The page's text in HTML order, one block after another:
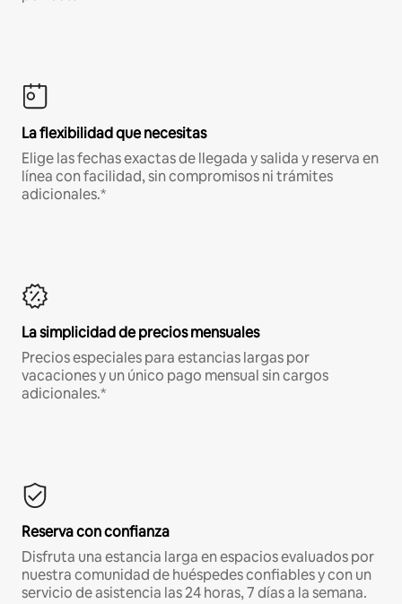
La flexibilidad que necesitas
Elige las fechas exactas de llegada y salida y reserva en
línea con facilidad, sin compromisos ni trámites
adicionales.*
La simplicidad de precios mensuales
Precios especiales para estancias largas por
vacaciones y un único pago mensual sin cargos
adicionales.*
Reserva con confianza
Disfruta una estancia larga en espacios evaluados por
nuestra comunidad de huéspedes confiables y con un
servicio de asistencia las 24 horas, 7 días a la semana.